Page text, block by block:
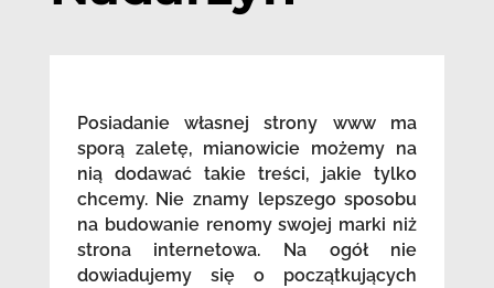
Posiadanie własnej strony www ma
sporą zaletę, mianowicie możemy na
nią dodawać takie treści, jakie tylko
chcemy. Nie znamy lepszego sposobu
na budowanie renomy swojej marki niż
strona internetowa. Na ogół nie
dowiadujemy się o początkujących